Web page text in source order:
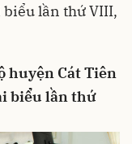
lần thứ VIII,
huyện Cát Tiên
biểu lần thứ